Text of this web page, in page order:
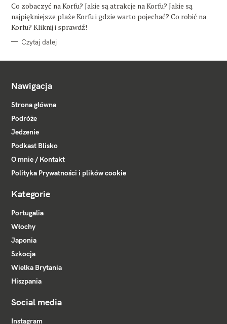
O
R
I
Co zobaczyć na Korfu? Jakie są atrakcje na Korfu? Jakie są
najpiękniejsze plaże Korfu i gdzie warto pojechać? Co robić na
Korfu? Kliknij i sprawdź!
Czytaj dalej
Nawigacja
Strona główna
Podróże
Jedzenie
Podkast Blisko
O mnie / Kontakt
Polityka Prywatności i plików cookie
Kategorie
Portugalia
Włochy
Japonia
Szkocja
Wielka Brytania
Hiszpania
Social media
Instagram